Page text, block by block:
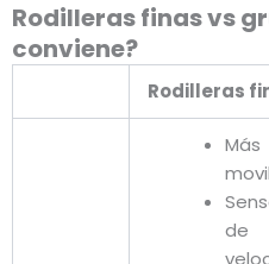
Rodilleras finas vs
conviene?
Rodilleras
Más
de